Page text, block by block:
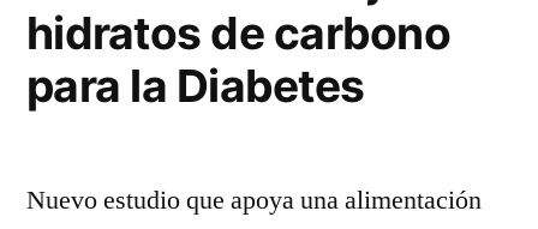
hidratos de carbono
para la Diabetes
Nuevo estudio que apoya una alimentación